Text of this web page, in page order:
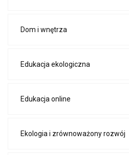
Dom i wnętrza
Edukacja ekologiczna
Edukacja online
Ekologia i zrównoważony rozwój